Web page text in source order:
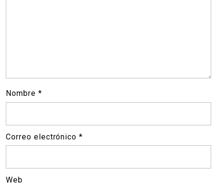
Nombre *
Correo electrónico*
Web